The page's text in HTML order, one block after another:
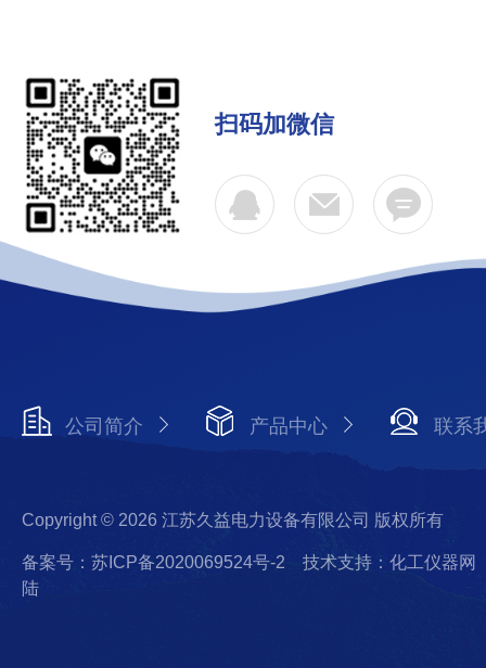
扫码加微信
公司简介 产品中心 联系
Copyright © 2026 江苏久益电力设备有限公司 版权所有
备案号：苏ICP备2020069524号-2
技术支持：化工仪器网
陆